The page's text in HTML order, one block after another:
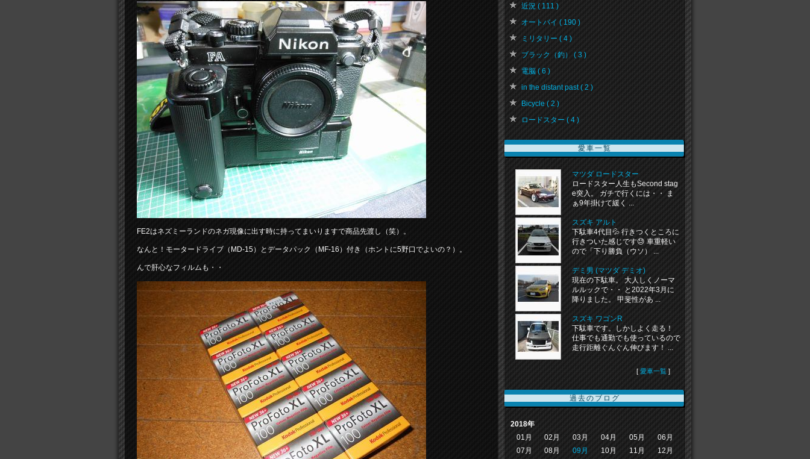
FE2はネズミーランドのネガ現像に出す時に持ってまいりますで商品先渡し（笑）。
なんと！モータードライブ（MD-15）とデータパック（MF-16）付き（ホントに5野口でよいの？）。
んで肝心なフィルムも・・
近況 ( 111 )
オートバイ ( 190 )
ミリタリー ( 4 )
ブラック（釣） ( 3 )
電脳 ( 6 )
in the distant past ( 2 )
Bicycle ( 2 )
ロードスター ( 4 )
愛車一覧
マツダ ロードスター
ロードスター人生もSecond stag
e突入。 ガチで行くには・・ ま
ぁ9年掛けて緩く ...
スズキ アルト
下駄車4代目💦 行きつくところに
行きついた感じです😓 車重軽い
ので「下り勝負（ウソ） ...
デミ男 (マツダ デミオ)
現在の下駄車。 大人しくノーマ
ルルックで・・ と2022年3月に
降りました。 甲斐性があ ...
スズキ ワゴンR
下駄車です。しかしよく走る！
仕事でも通勤でも使っているので
走行距離ぐんぐん伸びます！ ...
[ 愛車一覧 ]
過去のブログ
2018年
01月
02月 03月 04月 05月
06月
07月
08月 09月 10月 11月
12月